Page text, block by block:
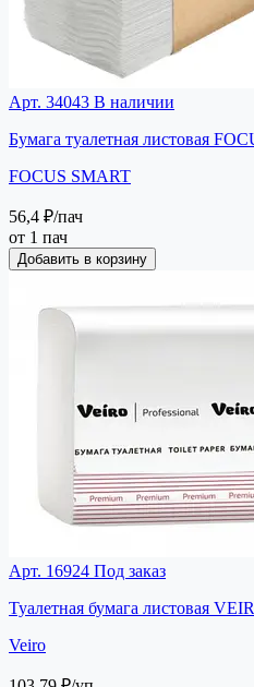
Арт. 34043 В наличии
Бумага туалетная листовая
FOCUS SMART
56,4 ₽/пач
от 1 пач
Добавить в корзину
Арт. 16924 Под заказ
Туалетная бумага листовая
Veiro